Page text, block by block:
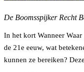
De Boomsspijker Recht
In het kort Wanneer
de 21e eeuw, wat
kunnen ze bereiken?